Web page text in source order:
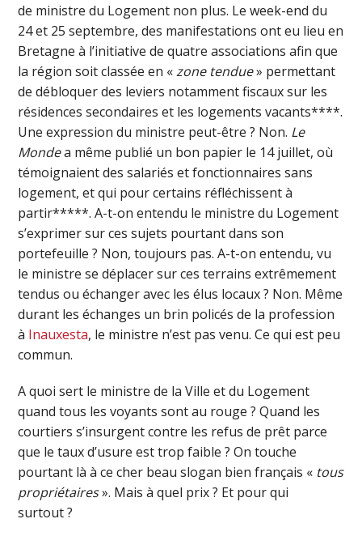
de ministre du Logement non plus. Le week-end du
24 et 25 septembre, des manifestations ont eu lieu en
Bretagne à l’initiative de quatre associations afin que
la région soit classée en «zone tendue» permettant
de débloquer des leviers notamment fiscaux sur les
résidences secondaires et les logements vacants****.
Une expression du ministre peut-être ? Non. Le
Mondea même publié un bon papier le 14 juillet, où
témoignaient des salariés et fonctionnaires sans
logement, et qui pour certains réfléchissent à
partir*****. A-t-on entendu le ministre du Logement
s’exprimer sur ces sujets pourtant dans son
portefeuille ? Non, toujours pas. A-t-on entendu, vu
le ministre se déplacer sur ces terrains extrêmement
tendus ou échanger avec les élus locaux ? Non. Même
durant les échanges un brin policés de la profession
à Inauxesta, le ministre n’est pas venu. Ce qui est peu
commun.
A quoi sert le ministre de la Ville et du Logement
quand tous les voyants sont au rouge ? Quand les
courtiers s’insurgent contre les refus de prêt parce
que le taux d’usure est trop faible ? On touche
pourtant là à ce cher beau slogan bien français « tous
propriétaires». Mais à quel prix ? Et pour qui
surtout ?